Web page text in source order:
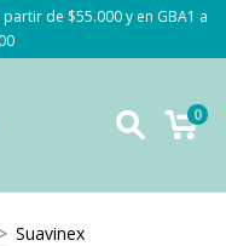
partir de $55.000 y en GBA1 a
0
> Suavinex